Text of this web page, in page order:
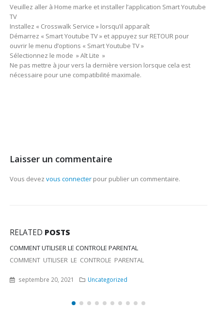
Veuillez aller à Home marke et installer l’application Smart Youtube
TV
Installez « Crosswalk Service » lorsqu’il apparaît
Démarrez « Smart Youtube TV » et appuyez sur RETOUR pour
ouvrir le menu d’options « Smart Youtube TV »
Sélectionnez le mode » Alt Lite »
Ne pas mettre à jour vers la dernière version lorsque cela est
nécessaire pour une compatibilité maximale.
Laisser un commentaire
Vous devez vous connecter pour publier un commentaire.
RELATED POSTS
LE CONTROLE PARENTAL
LE CONTROLE PARENTAL
Uncategorized